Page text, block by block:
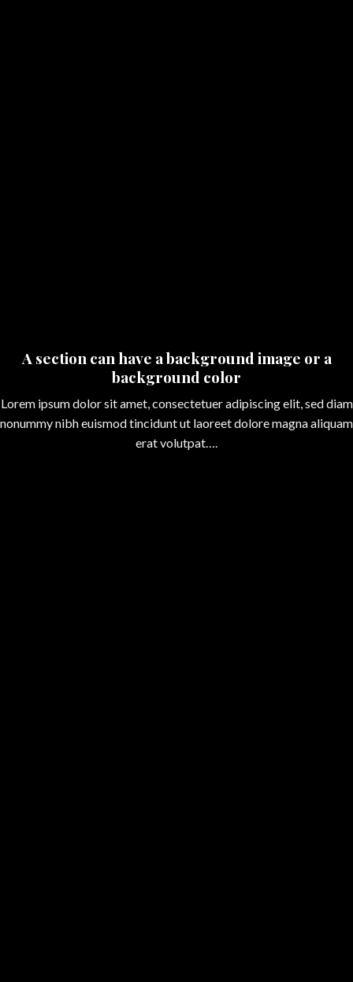
A section can have a background image or a
background color
Lorem ipsum dolor sit amet, consectetuer adipiscing elit, sed diam
nonummy nibh euismod tincidunt ut laoreet dolore magna aliquam
erat volutpat….